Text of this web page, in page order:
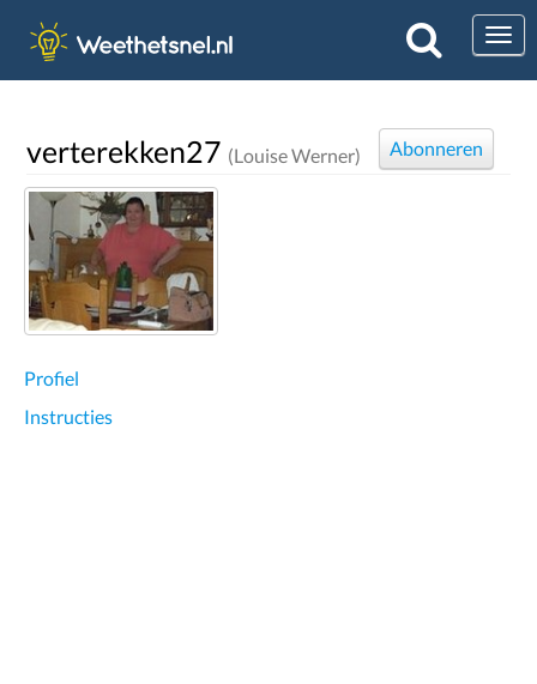
verterekken27 (Louise Werner) Abonneren
Profiel
Instructies